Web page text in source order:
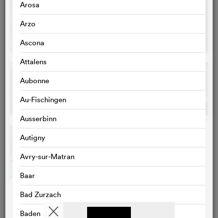
Arosa
Arzo
Ascona
Attalens
Aubonne
Au-Fischingen
Ausserbinn
Autigny
Avry-sur-Matran
Baar
Bad Zurzach
Baden